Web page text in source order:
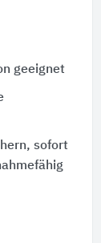
geeignet
sofort